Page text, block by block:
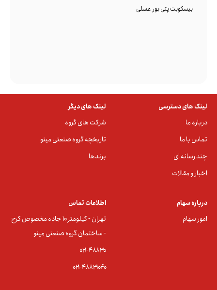
بیسکویت پتی بور عسلی
لینک های دسترسی
درباره ما
تماس با ما
چند رسانه ای
اخبار و مقالات
لینک های دیگر
شرکت های گروه
تاریخچه گروه صنعتی مینو
برندها
درباره سهام
امور سهام
اطلاعات تماس
تهران - کیلومتر ۱۰ جاده مخصوص کرج
- ساختمان گروه صنعتی مینو
۰۲۱-۴۸۸۳0
۰۲۱-۴۸۸۳۱۰۴۰